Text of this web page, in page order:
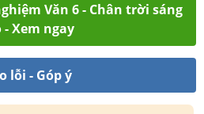
Văn 6 - Chân trời sáng
- Xem ngay
lỗi - Góp ý